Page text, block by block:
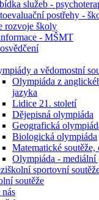
služeb -
postřehy -
rozvoje školy
- MŠMT
a vědomostní
Olympiáda z
jazyka
Lidice 21. století
Dějepisná olympiáda
Geografická
Biologická olympiáda
Matematické
Olympiáda - mediální
sportovní
soutěže